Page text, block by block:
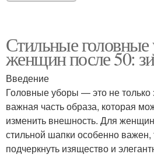
Стильные
женщин после 50:
Введение
Головные уборы — это не только
важная часть образа, которая
изменить внешность. Для
стильной шапки особенно важен,
подчеркнуть изящество и